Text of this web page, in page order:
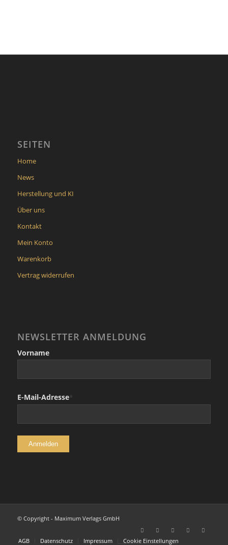
SEITEN
Home
News
Herstellung und KI
Über uns
Kontakt
Mein Konto
Warenkorb
Vertrag widerrufen
NEWSLETTER ANMELDUNG
Vorname
E-Mail-Adresse*
© Copyright - Maximum Verlags GmbH
AGB Datenschutz Impressum Cookie Einstellungen